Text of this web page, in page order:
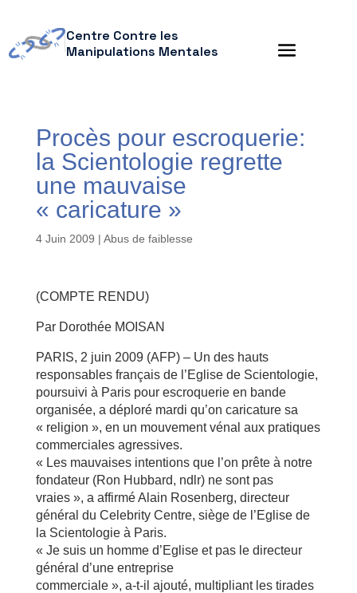
Centre Contre les
Manipulations Mentales
Procès pour escroquerie:
la Scientologie regrette
une mauvaise
« caricature »
4 Juin 2009 | Abus de faiblesse
(COMPTE RENDU)
Par Dorothée MOISAN
PARIS, 2 juin 2009 (AFP) – Un des hauts
responsables français de l’Eglise de Scientologie,
poursuivi à Paris pour escroquerie en bande
organisée, a déploré mardi qu’on caricature sa
« religion », en un mouvement vénal aux pratiques
commerciales agressives.
« Les mauvaises intentions que l’on prête à notre
fondateur (Ron Hubbard, ndlr) ne sont pas
vraies », a affirmé Alain Rosenberg, directeur
général du Celebrity Centre, siège de l’Eglise de
la Scientologie à Paris.
« Je suis un homme d’Eglise et pas le directeur
général d’une entreprise
commerciale », a-t-il ajouté, multipliant les tirades